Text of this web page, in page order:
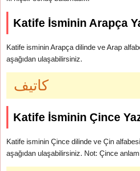
Katife İsminin Arapça
Katife isminin Arapça dilinde ve Arap
aşağıdan ulaşabilirsiniz.
كاتيف
Katife İsminin Çince
Katife isminin Çince dilinde ve Çin
aşağıdan ulaşabilirsiniz. Not: Çince